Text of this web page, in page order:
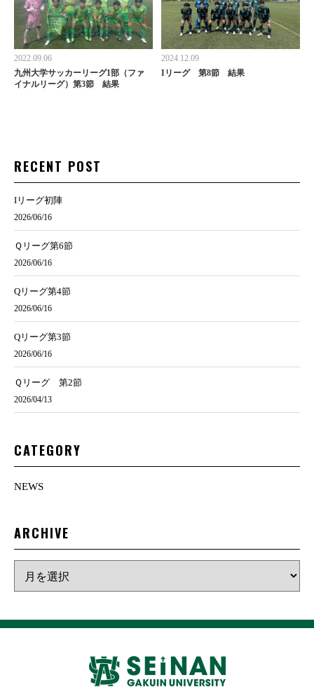
2022.09.06
九州大学サッカーリーグ1部（ファ
イナルリーグ）第3節 結果
2024.12.09
Iリーグ 第8節 結果
RECENT POST
Iリーグ初陣
2026/06/16
Ｑリーグ第6節
2026/06/16
Qリーグ第4節
2026/06/16
Qリーグ第3節
2026/06/16
Ｑリーグ 第2節
2026/04/13
CATEGORY
NEWS
ARCHIVE